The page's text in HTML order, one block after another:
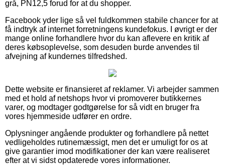
grå, PN12,5 forud for at du shopper.
Facebook yder lige så vel fuldkommen stabile chancer for at
få indtryk af internet forretningens kundefokus. I øvrigt er der
mange online forhandlere hvor du kan aflevere en kritik af
deres købsoplevelse, som desuden burde anvendes til
afvejning af kundernes tilfredshed.
Dette website er finansieret af reklamer. Vi arbejder sammen
med et hold af netshops hvor vi promoverer butikkernes
varer, og modtager godtgørelse for så vidt en bruger fra
vores hjemmeside udfører en ordre.
Oplysninger angående produkter og forhandlere på nettet
vedligeholdes rutinemæssigt, men det er umuligt for os at
give garantier imod modifikationer der kan være realiseret
efter at vi sidst opdaterede vores informationer.